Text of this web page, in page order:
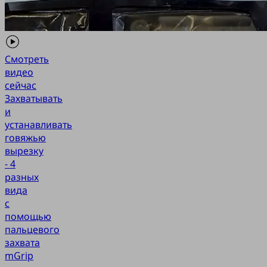
Смотреть
видео
сейчас
Захватывать
и
устанавливать
говяжью
вырезку
- 4
разных
вида
с
помощью
пальцевого
захвата
mGrip